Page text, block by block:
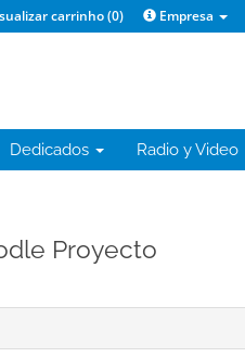
carrinho (0) Empresa
Dedicados Radio y Video
Proyecto